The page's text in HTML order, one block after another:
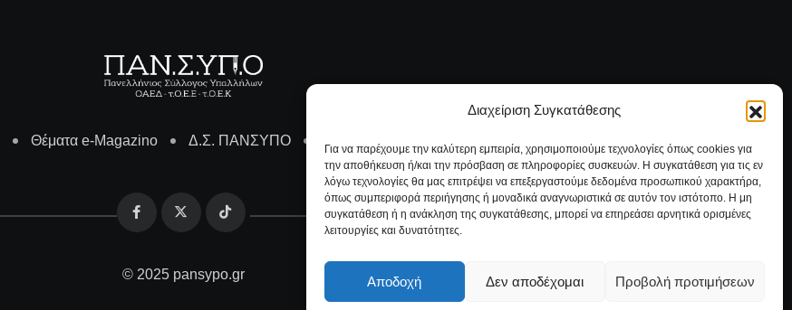
Διαχείριση Συγκατάθεσης
Για να παρέχουμε την καλύτερη εμπειρία, χρησιμοποιούμε τεχνολογίες όπως cookies για
την αποθήκευση ή/και την πρόσβαση σε πληροφορίες συσκευών. Η συγκατάθεση για τις εν
λόγω τεχνολογίες θα μας επιτρέψει να επεξεργαστούμε δεδομένα προσωπικού χαρακτήρα,
όπως συμπεριφορά περιήγησης ή μοναδικά αναγνωριστικά σε αυτόν τον ιστότοπο. Η μη
συγκατάθεση ή η ανάκληση της συγκατάθεσης, μπορεί να επηρεάσει αρνητικά ορισμένες
λειτουργίες και δυνατότητες.
Αποδοχή Δεν αποδέχομαι Προβολή προτιμήσεων
Θέματα e-Magazino Δ.Σ. ΠΑΝΣΥΠΟ Επικοινωνία Πολιτική Cookies (ΕΕ)
© 2025 pansypo.gr